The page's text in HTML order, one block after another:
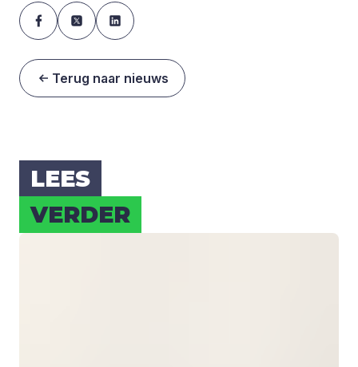
Terug naar nieuws
LEES
VER­DER